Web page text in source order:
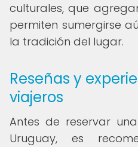
culturales, que
permiten sumergirse
la tradición del lugar.
Reseñas y
viajeros
Antes de reservar
Uruguay, es